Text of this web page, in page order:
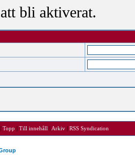
bli aktiverat.
|Topp |Till innehåll | Arkiv |RSS Syndication